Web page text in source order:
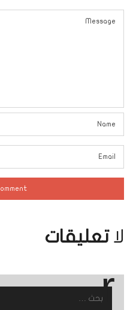
لاتعليقات